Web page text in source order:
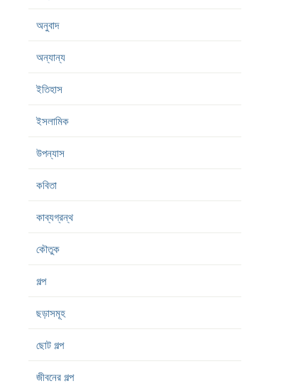
অনুবাদ
অন্যান্য
ইতিহাস
ইসলামিক
উপন্যাস
কবিতা
কাব্যগ্রন্থ
কৌতুক
গল্প
ছড়াসমূহ
ছোট গল্প
জীবনের গল্প